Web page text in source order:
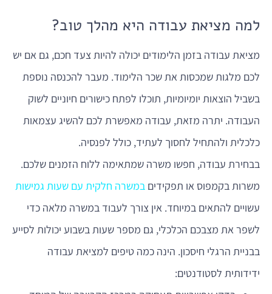
למה מציאת עבודה היא מהלך טוב?
מציאת עבודה בזמן הלימודים יכולה להיות צעד חכם, גם אם יש
לכם מלגות שמכסות את שכר הלימוד. מעבר להכנסה נוספת
בשביל הוצאות יומיומיות, תוכלו לפתח כישורים חיוניים לשוק
העבודה. יתרה מזאת, עבודה מאפשרת לכם להשיג עצמאות
כלכלית ולהתחיל לחסוך לעתיד, כולל לפנסיה.
בבחירת עבודה, חפשו משרה שמתאימה ללוח הזמנים שלכם.
משרות בקמפוס או תפקידים במשרה חלקית עם שעות גמישות
עשויים להתאים במיוחד. אין צורך לעבוד במשרה מלאה כדי
לשפר את מצבכם הכלכלי, גם מספר שעות בשבוע יכולות לסייע
בבניית הרגלי חיסכון. הינה כמה טיפים למציאת עבודה
ידידותית לסטודנטים: